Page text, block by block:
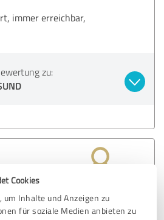
Cookies
Inhalte und Anzeigen zu
für soziale Medien anbieten zu
immer erreichbar,
zu: